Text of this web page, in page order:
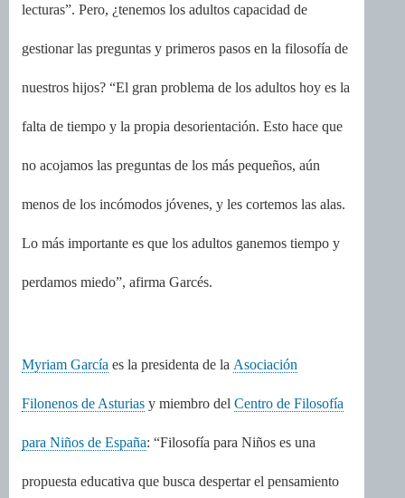
lecturas”. Pero, ¿tenemos los adultos capacidad de
gestionar las preguntas y primeros pasos en la filosofía de
nuestros hijos? “El gran problema de los adultos hoy es la
falta de tiempo y la propia desorientación. Esto hace que
no acojamos las preguntas de los más pequeños, aún
menos de los incómodos jóvenes, y les cortemos las alas.
Lo más importante es que los adultos ganemos tiempo y
perdamos miedo”, afirma Garcés.
Myriam García es la presidenta de la Asociación
Filonenos de Asturias y miembro del Centro de Filosofía
para Niños de España: “Filosofía para Niños es una
propuesta educativa que busca despertar el pensamiento